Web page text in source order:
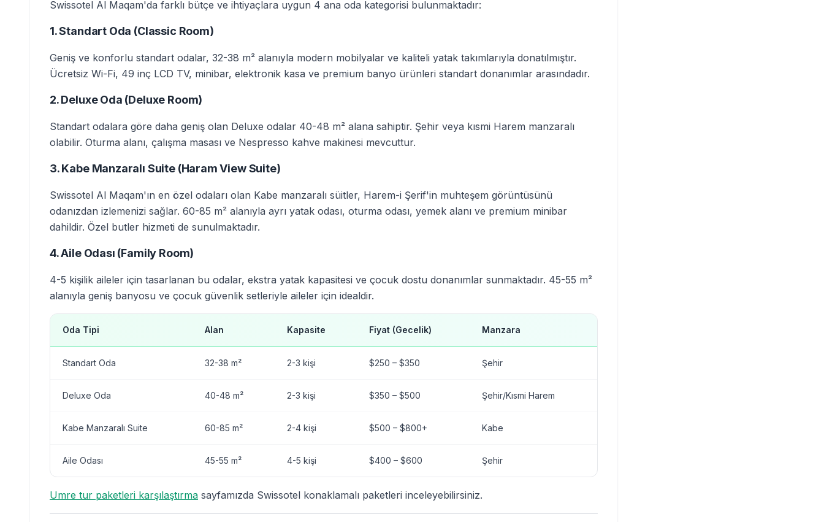
Swissotel Al Maqam'da farklı bütçe ve ihtiyaçlara uygun 4 ana oda kategorisi bulunmaktadır:
1. Standart Oda (Classic Room)
Geniş ve konforlu standart odalar, 32-38 m² alanıyla modern mobilyalar ve kaliteli yatak takımlarıyla donatılmıştır.
Ücretsiz Wi-Fi, 49 inç LCD TV, minibar, elektronik kasa ve premium banyo ürünleri standart donanımlar arasındadır.
2. Deluxe Oda (Deluxe Room)
Standart odalara göre daha geniş olan Deluxe odalar 40-48 m² alana sahiptir. Şehir veya kısmi Harem manzaralı
olabilir. Oturma alanı, çalışma masası ve Nespresso kahve makinesi mevcuttur.
3. Kabe Manzaralı Suite (Haram View Suite)
Swissotel Al Maqam'ın en özel odaları olan Kabe manzaralı süitler, Harem-i Şerif'in muhteşem görüntüsünü
odanızdan izlemenizi sağlar. 60-85 m² alanıyla ayrı yatak odası, oturma odası, yemek alanı ve premium minibar
dahildir. Özel butler hizmeti de sunulmaktadır.
4. Aile Odası (Family Room)
4-5 kişilik aileler için tasarlanan bu odalar, ekstra yatak kapasitesi ve çocuk dostu donanımlar sunmaktadır. 45-55 m²
alanıyla geniş banyosu ve çocuk güvenlik setleriyle aileler için idealdir.
Oda Tipi Alan Kapasite Fiyat (Gecelik) Manzara
Standart Oda 32-38 m² 2-3 kişi $250 – $350 Şehir
Deluxe Oda 40-48 m² 2-3 kişi $350 – $500 Şehir/Kısmi Harem
Kabe Manzaralı Suite 60-85 m² 2-4 kişi $500 – $800+ Kabe
Aile Odası 45-55 m² 4-5 kişi $400 – $600 Şehir
Umre tur paketleri karşılaştırma sayfamızda Swissotel konaklamalı paketleri inceleyebilirsiniz.